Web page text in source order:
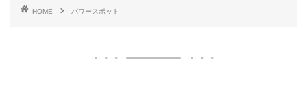
HOME パワースポット